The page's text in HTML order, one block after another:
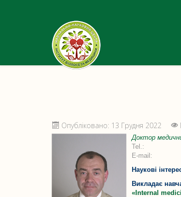
Опубліковано: 13 Грудня 2022
Доктор
Tel.:
E-mail:
Наукові
Викладає
«Internal